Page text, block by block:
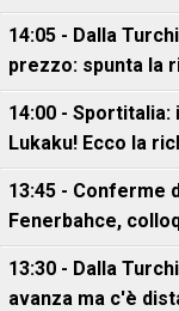
14:05 - Dalla
prezzo: spunta la
14:00 -
Lukaku! Ecco la
13:45 - Conferme
Fenerbahce,
13:30 - Dalla
avanza ma c'è